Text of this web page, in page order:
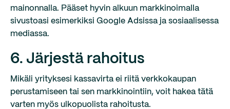
mainonnalla. Pääset hyvin alkuun markkinoimalla
sivustoasi esimerkiksi Google Adsissa ja sosiaalisessa
mediassa.
6. Järjestä rahoitus
Mikäli yrityksesi kassavirta ei riitä verkkokaupan
perustamiseen tai sen markkinointiin, voit hakea tätä
varten myös ulkopuolista rahoitusta.